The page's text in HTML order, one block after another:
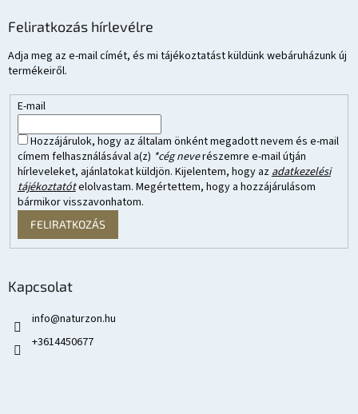
Feliratkozás hírlevélre
Adja meg az e-mail címét, és mi tájékoztatást küldünk webáruházunk új
termékeiről.
E-mail
Hozzájárulok, hogy az általam önként megadott nevem és e-mail
címem felhasználásával a(z) *cég neverészemre e-mail útján
hírleveleket, ajánlatokat küldjön. Kijelentem, hogy azadatkezelési
tájékoztatótelolvastam. Megértettem, hogy a hozzájárulásom
bármikor visszavonhatom.
FELIRATKOZÁS
Kapcsolat
info@naturzon.hu
+3614450677